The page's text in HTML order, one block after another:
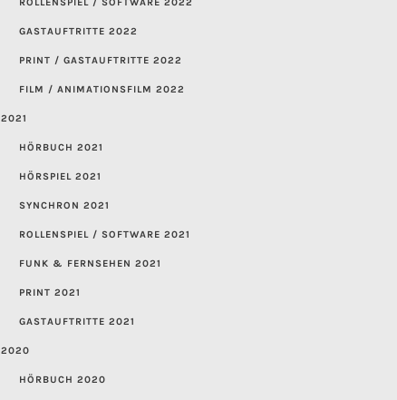
GASTAUFTRITTE 2022
PRINT / GASTAUFTRITTE 2022
FILM / ANIMATIONSFILM 2022
2021
HÖRBUCH 2021
HÖRSPIEL 2021
SYNCHRON 2021
ROLLENSPIEL / SOFTWARE 2021
FUNK & FERNSEHEN 2021
PRINT 2021
GASTAUFTRITTE 2021
2020
HÖRBUCH 2020